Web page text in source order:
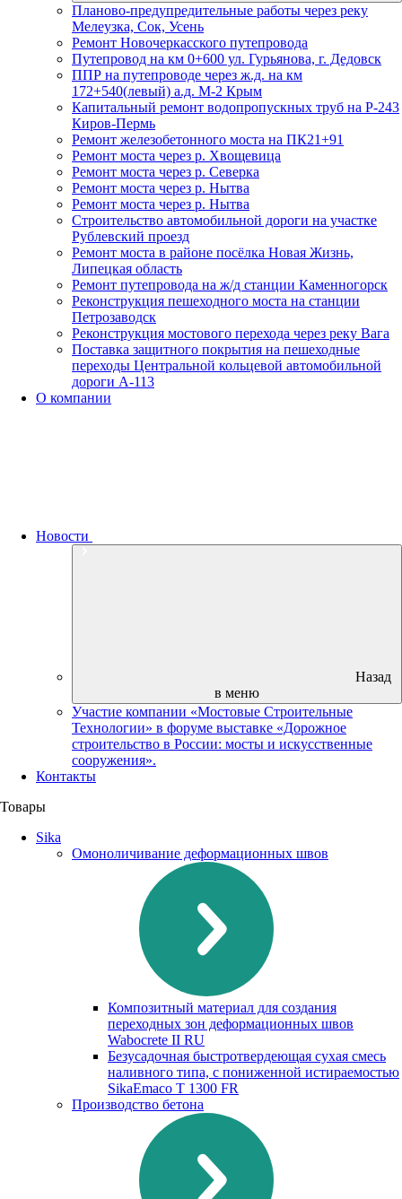
Планово-предупредительные работы через реку
Мелеузка, Сок, Усень
Ремонт Новочеркасского путепровода
Путепровод на км 0+600 ул. Гурьянова, г. Дедовск
ППР на путепроводе через ж.д. на км
172+540(левый) а.д. М-2 Крым
Капитальный ремонт водопропускных труб на Р-243
Киров-Пермь
Ремонт железобетонного моста на ПК21+91
Ремонт моста через р. Хвощевица
Ремонт моста через р. Северка
Ремонт моста через р. Нытва
Ремонт моста через р. Нытва
Строительство автомобильной дороги на участке
Рублевский проезд
Ремонт моста в районе посёлка Новая Жизнь,
Липецкая область
Ремонт путепровода на ж/д станции Каменногорск
Реконструкция пешеходного моста на станции
Петрозаводск
Реконструкция мостового перехода через реку Вага
Поставка защитного покрытия на пешеходные
переходы Центральной кольцевой автомобильной
дороги А-113
О компании
Новости
Назад
в меню
Участие компании «Мостовые Строительные
Технологии» в форуме выставке «Дорожное
строительство в России: мосты и искусственные
сооружения».
Контакты
Товары
Sika
Омоноличивание деформационных швов
Композитный материал для создания
переходных зон деформационных швов
Waboсrete II RU
Безусадочная быстротвердеющая сухая смесь
наливного типа, с пониженной истираемостью
SikaEmaco T 1300 FR
Производство бетона